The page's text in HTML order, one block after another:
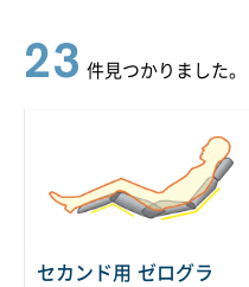
23 件見つかりました。
セカンド用 ゼログラ